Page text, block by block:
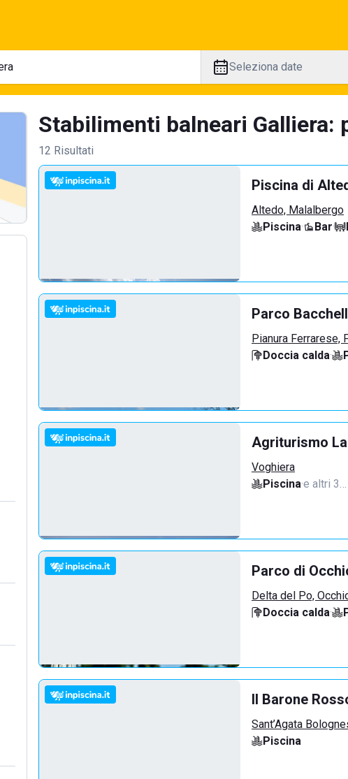
Seleziona date
Stabilimenti balneari Galliera:
12 Risultati
Piscina di
Altedo, Malalbergo
Piscina· Bar·
Parco
Pianura Ferrarese,
Doccia calda·
Agriturismo
Voghiera
Piscina·e altri 3…
Parco di
Delta del Po,
Doccia calda·
Il Barone
Sant’Agata
Piscina